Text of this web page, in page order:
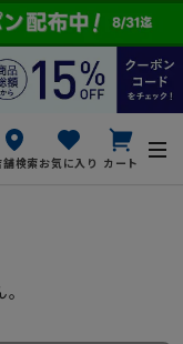
舗検索お気に入り カート